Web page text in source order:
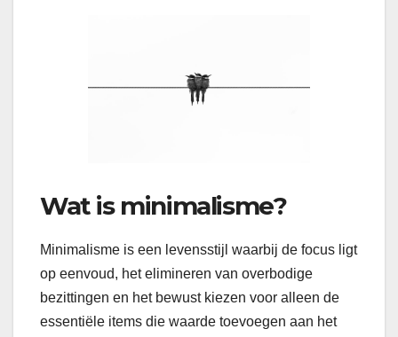
Wat is minimalisme?
Minimalisme is een levensstijl waarbij de focus ligt
op eenvoud, het elimineren van overbodige
bezittingen en het bewust kiezen voor alleen de
essentiële items die waarde toevoegen aan het